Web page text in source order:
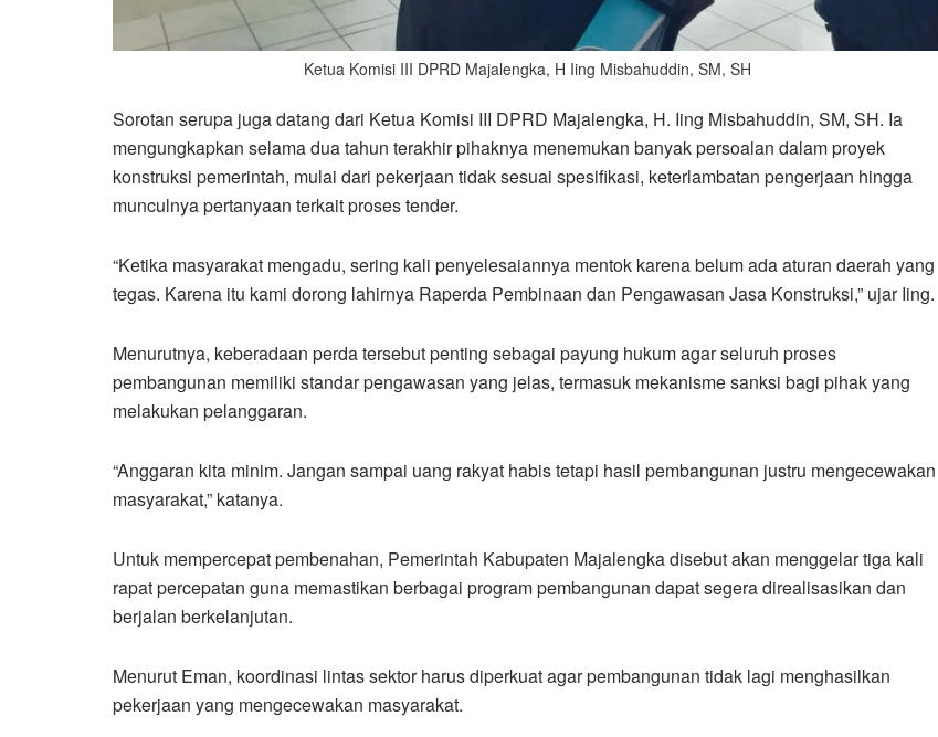
Ketua Komisi III DPRD Majalengka, H Iing Misbahuddin, SM, SH
Sorotan serupa juga datang dari Ketua Komisi III DPRD Majalengka, H. Iing Misbahuddin, SM, SH. Ia
mengungkapkan selama dua tahun terakhir pihaknya menemukan banyak persoalan dalam proyek
konstruksi pemerintah, mulai dari pekerjaan tidak sesuai spesifikasi, keterlambatan pengerjaan hingga
munculnya pertanyaan terkait proses tender.
“Ketika masyarakat mengadu, sering kali penyelesaiannya mentok karena belum ada aturan daerah yang
tegas. Karena itu kami dorong lahirnya Raperda Pembinaan dan Pengawasan Jasa Konstruksi,” ujar Iing.
Menurutnya, keberadaan perda tersebut penting sebagai payung hukum agar seluruh proses
pembangunan memiliki standar pengawasan yang jelas, termasuk mekanisme sanksi bagi pihak yang
melakukan pelanggaran.
“Anggaran kita minim. Jangan sampai uang rakyat habis tetapi hasil pembangunan justru mengecewakan
masyarakat,” katanya.
Untuk mempercepat pembenahan, Pemerintah Kabupaten Majalengka disebut akan menggelar tiga kali
rapat percepatan guna memastikan berbagai program pembangunan dapat segera direalisasikan dan
berjalan berkelanjutan.
Menurut Eman, koordinasi lintas sektor harus diperkuat agar pembangunan tidak lagi menghasilkan
pekerjaan yang mengecewakan masyarakat.